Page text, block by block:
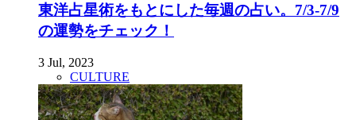
東洋占星術をもとにした毎週の占い。7/3-7/9
の運勢をチェック！
3 Jul, 2023
CULTURE